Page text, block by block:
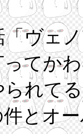
ヴェノ
てか
れて
とオ